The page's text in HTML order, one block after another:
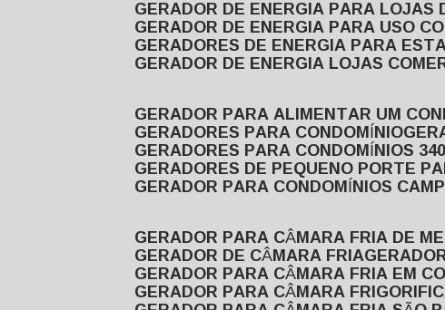
GERADOR DE ENERGIA PARA LOJAS
GERADOR DE ENERGIA PARA USO
GERADORES DE ENERGIA PARA
GERADOR DE ENERGIA LOJAS
GERADOR PARA ALIMENTAR UM
GERADORES PARA CONDOMÍNIO
GERADORES PARA CONDOMÍNIOS
GERADORES DE PEQUENO PORTE
GERADOR PARA CONDOMÍNIOS
GERADOR PARA CÂMARA FRIA DE
GERADOR DE CÂMARA FRIA
GERADOR PARA CÂMARA FRIA EM
GERADOR PARA CÂMARA